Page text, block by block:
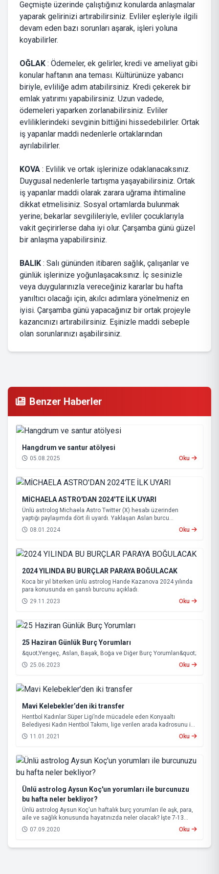
Geçmişte üzerinde çalıştığınız konularda anlaşmalar
yaparak gelirinizi artırabilirsiniz. Evliler eşleriyle ilgili
devam eden bazı sorunları aşarak, işleri yoluna
koyabilirler.
OĞLAK : Ödemeler, ek gelirler, kredi ve ameliyat gibi
konular haftanın ana teması. Kültürünüze yabancı
biriyle, evliliğe adım atabilirsiniz. Kredi çekerek bir
emlak yatırımı yapabilirsiniz. Uzun vadede,
ödemeleri yaparken zorlanabilirsiniz. Evliler
evliliklerindeki sevginin bittiğini hissedebilirler. Ortak
iş yapanlar maddi nedenlerle ortaklarından
ayrılabilirler.
KOVA : Evlilik ve ortak işlerinize odaklanacaksınız.
Duygusal nedenlerle tartışma yaşayabilirsiniz. Ortak
iş yapanlar maddi olarak zarara uğrama ihtimaline
dikkat etmelisiniz. Sosyal ortamlarda bulunmak
yerine; bekarlar sevgilileriyle, evliler çocuklarıyla
vakit geçirirlerse daha iyi olur. Çarşamba günü güzel
bir anlaşma yapabilirsiniz.
BALIK : Salı gününden itibaren sağlık, çalışanlar ve
günlük işlerinize yoğunlaşacaksınız. İç sesinizle
veya duygularınızla vereceğiniz kararlar bu hafta
yanıltıcı olacağı için, akılcı adımlara yönelmeniz en
iyisi. Çarşamba günü yapacağınız bir ortak projeyle
kazancınızı artırabilirsiniz. Eşinizle maddi sebeple
olan sorunlarınızı aşabilirsiniz.
Benzer Haberler
Hangdrum ve santur atölyesi
05.08.2025 Oku
MİCHAELA ASTRO'DAN 2024'TE İLK UYARI
Ünlü astrolog Michaela Astro Twitter (X) hesabı üzerinden
yaptığı paylaşımda dört ili uyardı. Yaklaşan Aslan burcu
dolunayının bu bölgelerde depremi tetiklediğini söyledi.
08.01.2024 Oku
2024 YILINDA BU BURÇLAR PARAYA BOĞULACAK
Koca bir yıl biterken ünlü astrolog Hande Kazanova 2024 yılında
para konusunda en şanslı burcunu açıkladı.
29.11.2023
Oku
25 Haziran Günlük Burç Yorumları
&quot;Yengeç, Aslan, Başak, Boğa ve Diğer Burç Yorumları&quot;
25.06.2023
Oku
Mavi Kelebekler’den iki transfer
Hentbol Kadınlar Süper Ligi’nde mücadele eden Konyaaltı
Belediyesi Kadın Hentbol Takımı, lige verilen arada kadrosunu iki
yeni transferle güçlendirdi.
11.01.2021 Oku
Ünlü astrolog Aysun Koç'un yorumları ile burcunuzu
bu hafta neler bekliyor?
Ünlü astrolog Aysun Koç'un haftalık burç yorumları ile aşk, para,
aile ve sağlık konusunda hayatınızda neler olacak? İşte 7-13
Eylül tarihleri arasına etki edecek burç yorumları
07.09.2020 Oku